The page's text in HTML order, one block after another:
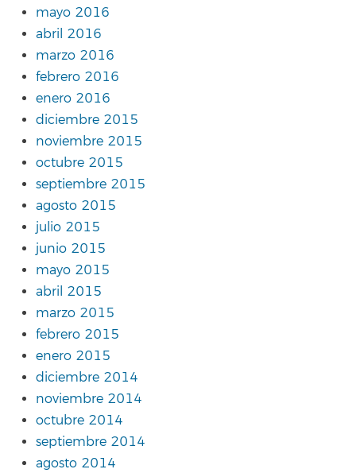
mayo 2016
abril 2016
marzo 2016
febrero 2016
enero 2016
diciembre 2015
noviembre 2015
octubre 2015
septiembre 2015
agosto 2015
julio 2015
junio 2015
mayo 2015
abril 2015
marzo 2015
febrero 2015
enero 2015
diciembre 2014
noviembre 2014
octubre 2014
septiembre 2014
agosto 2014